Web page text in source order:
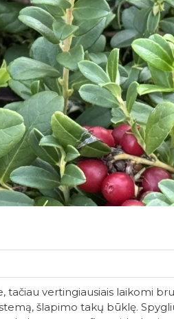
vertingiausiais laikomi
šlapimo takų būklę.